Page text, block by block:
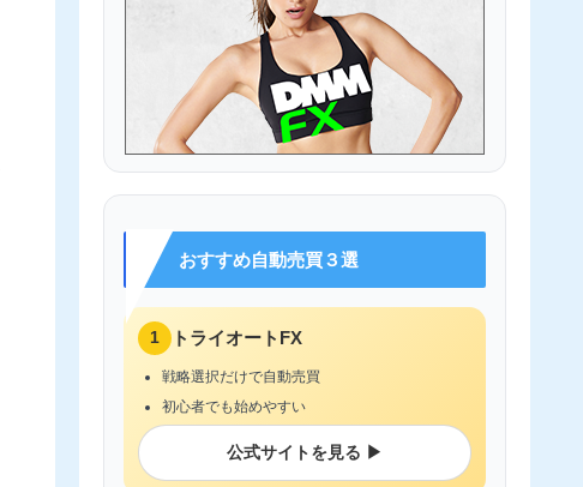
おすすめ自動売買３選
1 トライオートFX
戦略選択だけで自動売買
初心者でも始めやすい
公式サイトを見る ▶